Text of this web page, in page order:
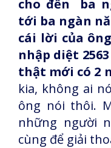
cho đến ba
tới ba ngàn
cái lời của
nhập diệt
thật mới có 2
kia, không ai
ông nói thôi.
những người
cùng để giải